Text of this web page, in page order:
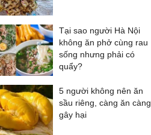
Tại sao người Hà Nội
không ăn phở cùng rau
sống nhưng phải có
quẩy?
5 người không nên ăn
sầu riêng, càng ăn càng
gây hại